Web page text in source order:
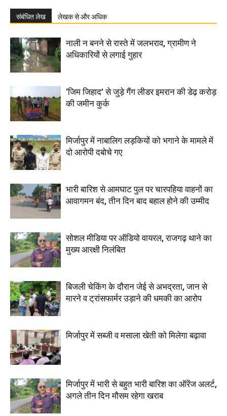
संबंधित लेख लेखक से और अधिक
नाली न बनने से रास्ते में जलभराव, ग्रामीण ने
अधिकारियों से लगाई गुहार
‘जिम जिहाद’ से जुड़े गैंग लीडर इमरान की डेढ़ करोड़
की जमीन कुर्क
मिर्जापुर में नाबालिग लड़कियों को भगाने के मामले में
दो आरोपी दबोचे गए
भारी बारिश से आमघाट पुल पर चारपहिया वाहनों का
आवागमन बंद, तीन दिन बाद बहाल होने की उम्मीद
सोशल मीडिया पर ऑडियो वायरल, राजगढ़ थाने का
मुख्य आरक्षी निलंबित
बिजली चेकिंग के दौरान जेई से अभद्रता, जान से
मारने व ट्रांसफार्मर उड़ाने की धमकी का आरोप
मिर्जापुर में सब्जी व मसाला खेती को मिलेगा बढ़ावा
मिर्जापुर में भारी से बहुत भारी बारिश का ऑरेंज अलर्ट,
अगले तीन दिन मौसम रहेगा खराब